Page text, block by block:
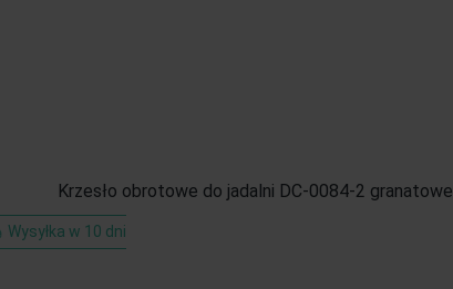
Krzesło obrotowe do jadalni DC-0084-2 granatowe
Wysyłka w 10 dni